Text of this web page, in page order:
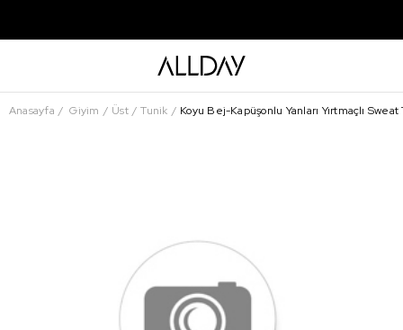
Anasayfa Giyim Üst Tunik Koyu Bej-Kapüşonlu Yanları Yırtmaçlı Sweat